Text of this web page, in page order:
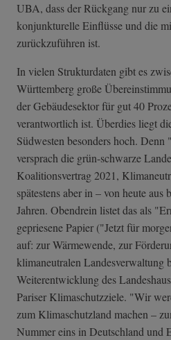
UBA, dass der Rückgang nur zu
konjunkturelle Einflüsse und die
zurückzuführen ist.
In vielen Strukturdaten gibt es
Württemberg große
der Gebäudesektor für gut 40
verantwortlich ist. Überdies liegt
Südwesten besonders hoch.
versprach die grün-schwarze
Koalitionsvertrag 2021,
spätestens aber in – von heute
Jahren. Obendrein listet das als
gepriesene Papier ("Jetzt für
auf: zur Wärmewende, zur
klimaneutralen Landesverwaltung
Weiterentwicklung des
Pariser Klimaschutzziele. "Wir
zum Klimaschutzland machen –
Nummer eins in Deutschland und